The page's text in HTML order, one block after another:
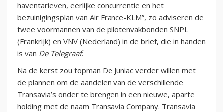
haventarieven, eerlijke concurrentie en het
bezuinigingsplan van Air France-KLM”, zo adviseren de
twee voormannen van de pilotenvakbonden SNPL
(Frankrijk) en VNV (Nederland) in de brief, die in handen
is van De Telegraaf.
Na de kerst zou topman De Juniac verder willen met
de plannen om de aandelen van de verschillende
Transavia’s onder te brengen in een nieuwe, aparte
holding met de naam Transavia Company. Transavia